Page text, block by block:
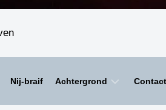
Nij-braif Achtergrond Contact